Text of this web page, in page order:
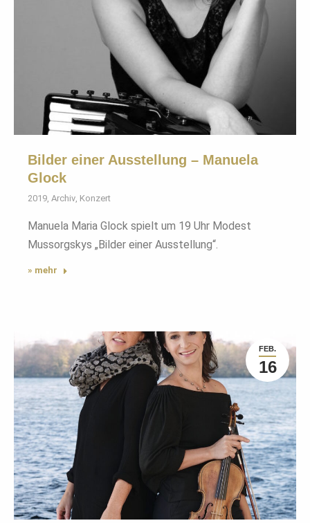
Bilder einer Ausstellung – Manuela
Glock
2019 Archiv Konzert
Manuela Maria Glock spielt um 19 Uhr Modest
Mussorgskys „Bilder einer Ausstellung“.
» mehr
FEB.
16